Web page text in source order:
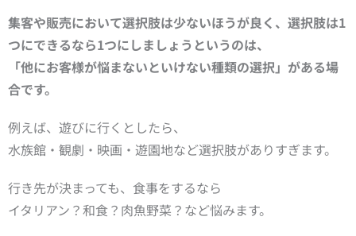
集客や販売において選択肢は少ないほうが良く、 選択肢は1
つにできるなら1つにしましょうというのは、
「他にお客様が悩まないといけない種類の選択」がある場
合です。
例えば、遊びに行くとしたら、
水族館・観劇・映画・遊園地など選択肢がありすぎます。
行き先が決まっても、食事をするなら
イタリアン？和食？肉魚野菜？など悩みます。